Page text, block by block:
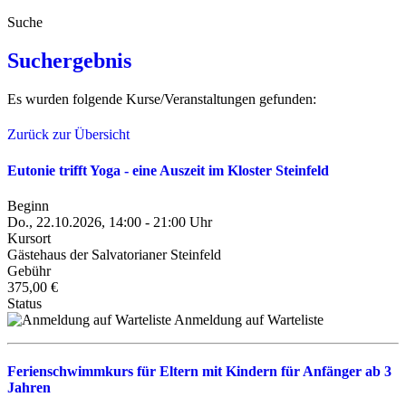
Suche
Suchergebnis
Es wurden folgende Kurse/Veranstaltungen gefunden:
Zurück zur Übersicht
Eutonie trifft Yoga - eine Auszeit im Kloster Steinfeld
Beginn
Do., 22.10.2026, 14:00 - 21:00 Uhr
Kursort
Gästehaus der Salvatorianer Steinfeld
Gebühr
375,00 €
Status
Anmeldung auf Warteliste
Ferienschwimmkurs für Eltern mit Kindern für Anfänger ab 3
Jahren